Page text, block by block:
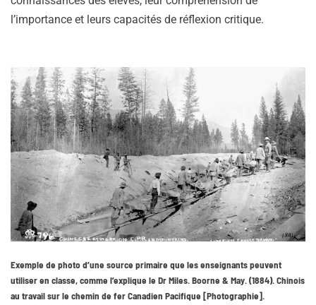
l’importance et leurs capacités de réflexion critique.
Exemple de photo d’une source primaire que les enseignants peuvent
utiliser en classe, comme l’explique le Dr Miles. Boorne & May. (1884). Chinois
au travail sur le chemin de fer Canadien Pacifique [Photographie].